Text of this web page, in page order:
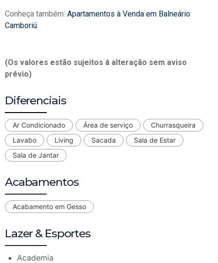
Conheça também: Apartamentos à Venda em Balneário
Camboriú
(Os valores estão sujeitos á alteração sem aviso
prévio)
Diferenciais
Ar Condicionado Área de serviço
Churrasqueira
Lavabo
Living Sacada
Sala de Estar
Sala de Jantar
Acabamentos
Acabamento em Gesso
Lazer & Esportes
Academia